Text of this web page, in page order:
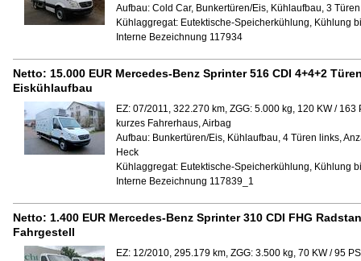
Aufbau: Cold Car, Bunkertüren/Eis, Kühlaufbau, 3
Kühlaggregat: Eutektische-Speicherkühlung, Kühlung
Interne Bezeichnung 117934
Netto: 15.000 EUR Mercedes-Benz Sprinter 516 CDI 4+4+2
Eiskühlaufbau
EZ: 07/2011, 322.270 km, ZGG: 5.000 kg, 120 KW /
kurzes Fahrerhaus, Airbag
Aufbau: Bunkertüren/Eis, Kühlaufbau, 4 Türen links,
Heck
Kühlaggregat: Eutektische-Speicherkühlung, Kühlung
Interne Bezeichnung 117839_1
Netto: 1.400 EUR Mercedes-Benz Sprinter 310 CDI FHG
Fahrgestell
EZ: 12/2010, 295.179 km, ZGG: 3.500 kg, 70 KW / 95